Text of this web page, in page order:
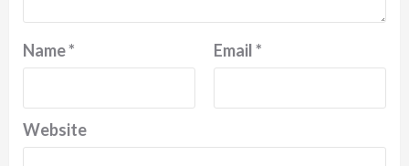
Name* Email*
Website